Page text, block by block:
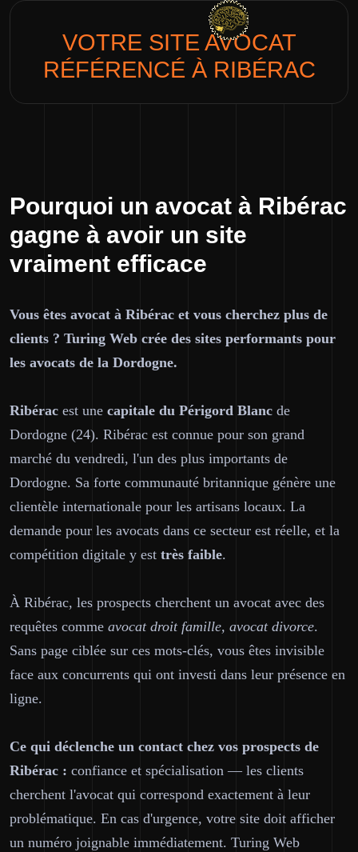
VOTRE SITE AVOCAT
RÉFÉRENCÉ À RIBÉRAC
Pourquoi un avocat à Ribérac
gagne à avoir un site
vraiment efficace
Vous êtes avocat à Ribérac et vous cherchez plus de
clients ? Turing Web crée des sites performants pour
les avocats de la Dordogne.
Ribérac est une capitale du Périgord Blanc de
Dordogne (24). Ribérac est connue pour son grand
marché du vendredi, l'un des plus importants de
Dordogne. Sa forte communauté britannique génère une
clientèle internationale pour les artisans locaux. La
demande pour les avocats dans ce secteur est réelle, et la
compétition digitale y est très faible.
À Ribérac, les prospects cherchent un avocat avec des
requêtes comme avocat droit famille, avocat divorce.
Sans page ciblée sur ces mots-clés, vous êtes invisible
face aux concurrents qui ont investi dans leur présence en
ligne.
Ce qui déclenche un contact chez vos prospects de
Ribérac : confiance et spécialisation — les clients
cherchent l'avocat qui correspond exactement à leur
problématique. En cas d'urgence, votre site doit afficher
un numéro joignable immédiatement. Turing Web